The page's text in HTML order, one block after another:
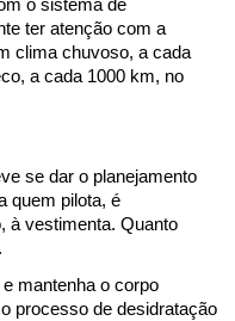
o sistema de
ter atenção com a
clima chuvoso, a cada
a cada 1000 km, no
se dar o planejamento
quem pilota, é
à vestimenta. Quanto
mantenha o corpo
processo de desidratação